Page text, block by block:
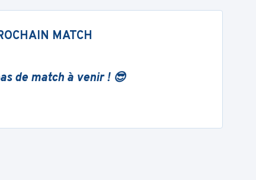
MATCH
de match à venir ! 😎